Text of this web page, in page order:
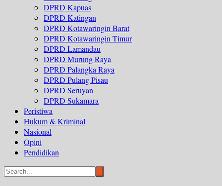
DPRD Kapuas
DPRD Katingan
DPRD Kotawaringin Barat
DPRD Kotawaringin Timur
DPRD Lamandau
DPRD Murung Raya
DPRD Palangka Raya
DPRD Pulang Pisau
DPRD Seruyan
DPRD Sukamara
Peristiwa
Hukum & Kriminal
Nasional
Opini
Pendidikan